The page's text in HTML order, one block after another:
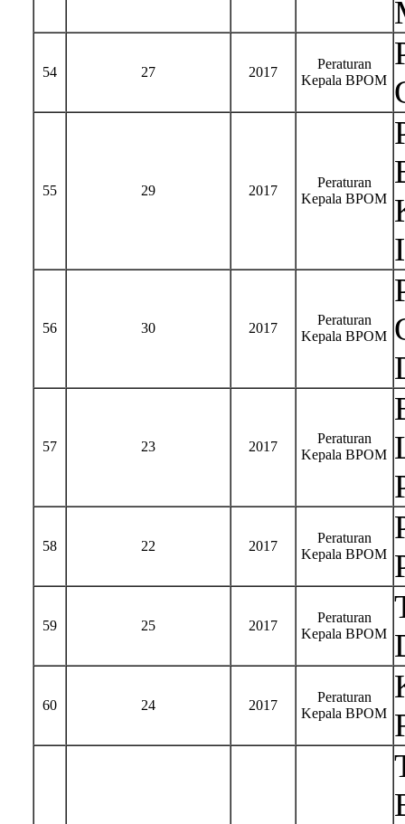
54 27 2017
Peraturan
Kepala BPOM
55 29 2017
Peraturan
Kepala BPOM
56 30 2017
Peraturan
Kepala BPOM
57 23 2017
Peraturan
Kepala BPOM
58 22 2017
Peraturan
Kepala BPOM
59 25 2017
Peraturan
Kepala BPOM
60 24 2017
Peraturan
Kepala BPOM